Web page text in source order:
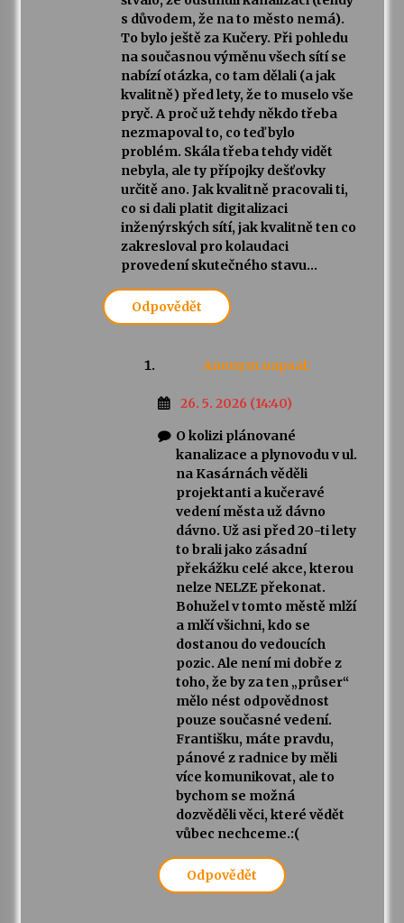
s důvodem, že na to město nemá).
To bylo ještě za Kučery. Při pohledu
na současnou výměnu všech sítí se
nabízí otázka, co tam dělali (a jak
kvalitně) před lety, že to muselo vše
pryč. A proč už tehdy někdo třeba
nezmapoval to, co teď bylo
problém. Skála třeba tehdy vidět
nebyla, ale ty přípojky dešťovky
určitě ano. Jak kvalitně pracovali ti,
co si dali platit digitalizaci
inženýrských sítí, jak kvalitně ten co
zakresloval pro kolaudaci
provedení skutečného stavu…
Odpovědět
Anonym napsal:
26. 5. 2026 (14:40)
O kolizi plánované
kanalizace a plynovodu v ul.
na Kasárnách věděli
projektanti a kučeravé
vedení města už dávno
dávno. Už asi před 20-ti lety
to brali jako zásadní
překážku celé akce, kterou
nelze NELZE překonat.
Bohužel v tomto městě mlží
a mlčí všichni, kdo se
dostanou do vedoucích
pozic. Ale není mi dobře z
toho, že by za ten „průser“
mělo nést odpovědnost
pouze současné vedení.
Františku, máte pravdu,
pánové z radnice by měli
více komunikovat, ale to
bychom se možná
dozvěděli věci, které vědět
vůbec nechceme.:(
Odpovědět